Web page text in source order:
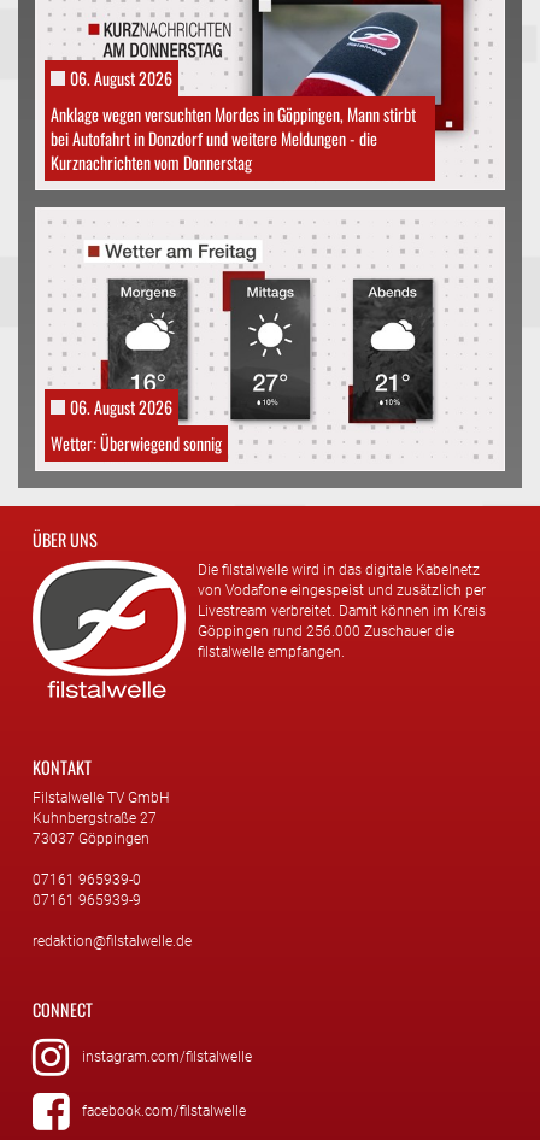
06. August 2026
Anklage wegen versuchten Mordes in Göppingen, Mann stirbt
bei Autofahrt in Donzdorf und weitere Meldungen - die
Kurznachrichten vom Donnerstag
06. August 2026
Wetter: Überwiegend sonnig
ÜBER UNS
Die filstalwelle wird in das digitale Kabelnetz
von Vodafone eingespeist und zusätzlich per
Livestream verbreitet. Damit können im Kreis
Göppingen rund 256.000 Zuschauer die
filstalwelle empfangen.
KONTAKT
Filstalwelle TV GmbH
Kuhnbergstraße 27
73037 Göppingen
07161 965939-0
07161 965939-9
redaktion@filstalwelle.de
CONNECT
instagram.com/filstalwelle
facebook.com/filstalwelle